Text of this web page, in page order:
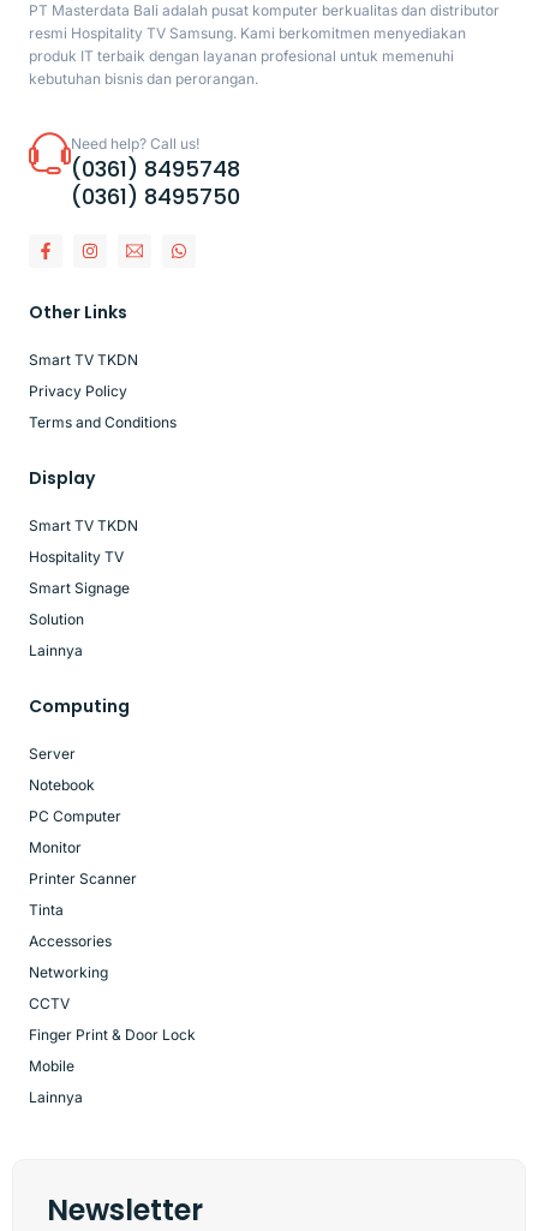
PT Masterdata Bali adalah pusat komputer berkualitas dan distributor
resmi Hospitality TV Samsung. Kami berkomitmen menyediakan
produk IT terbaik dengan layanan profesional untuk memenuhi
kebutuhan bisnis dan perorangan.
Need help? Call us!
(0361) 8495748
(0361) 8495750
Other Links
Smart TV TKDN
Privacy Policy
Terms and Conditions
Display
Smart TV TKDN
Hospitality TV
Smart Signage
Solution
Lainnya
Computing
Server
Notebook
PC Computer
Monitor
Printer Scanner
Tinta
Accessories
Networking
CCTV
Finger Print & Door Lock
Mobile
Lainnya
Newsletter